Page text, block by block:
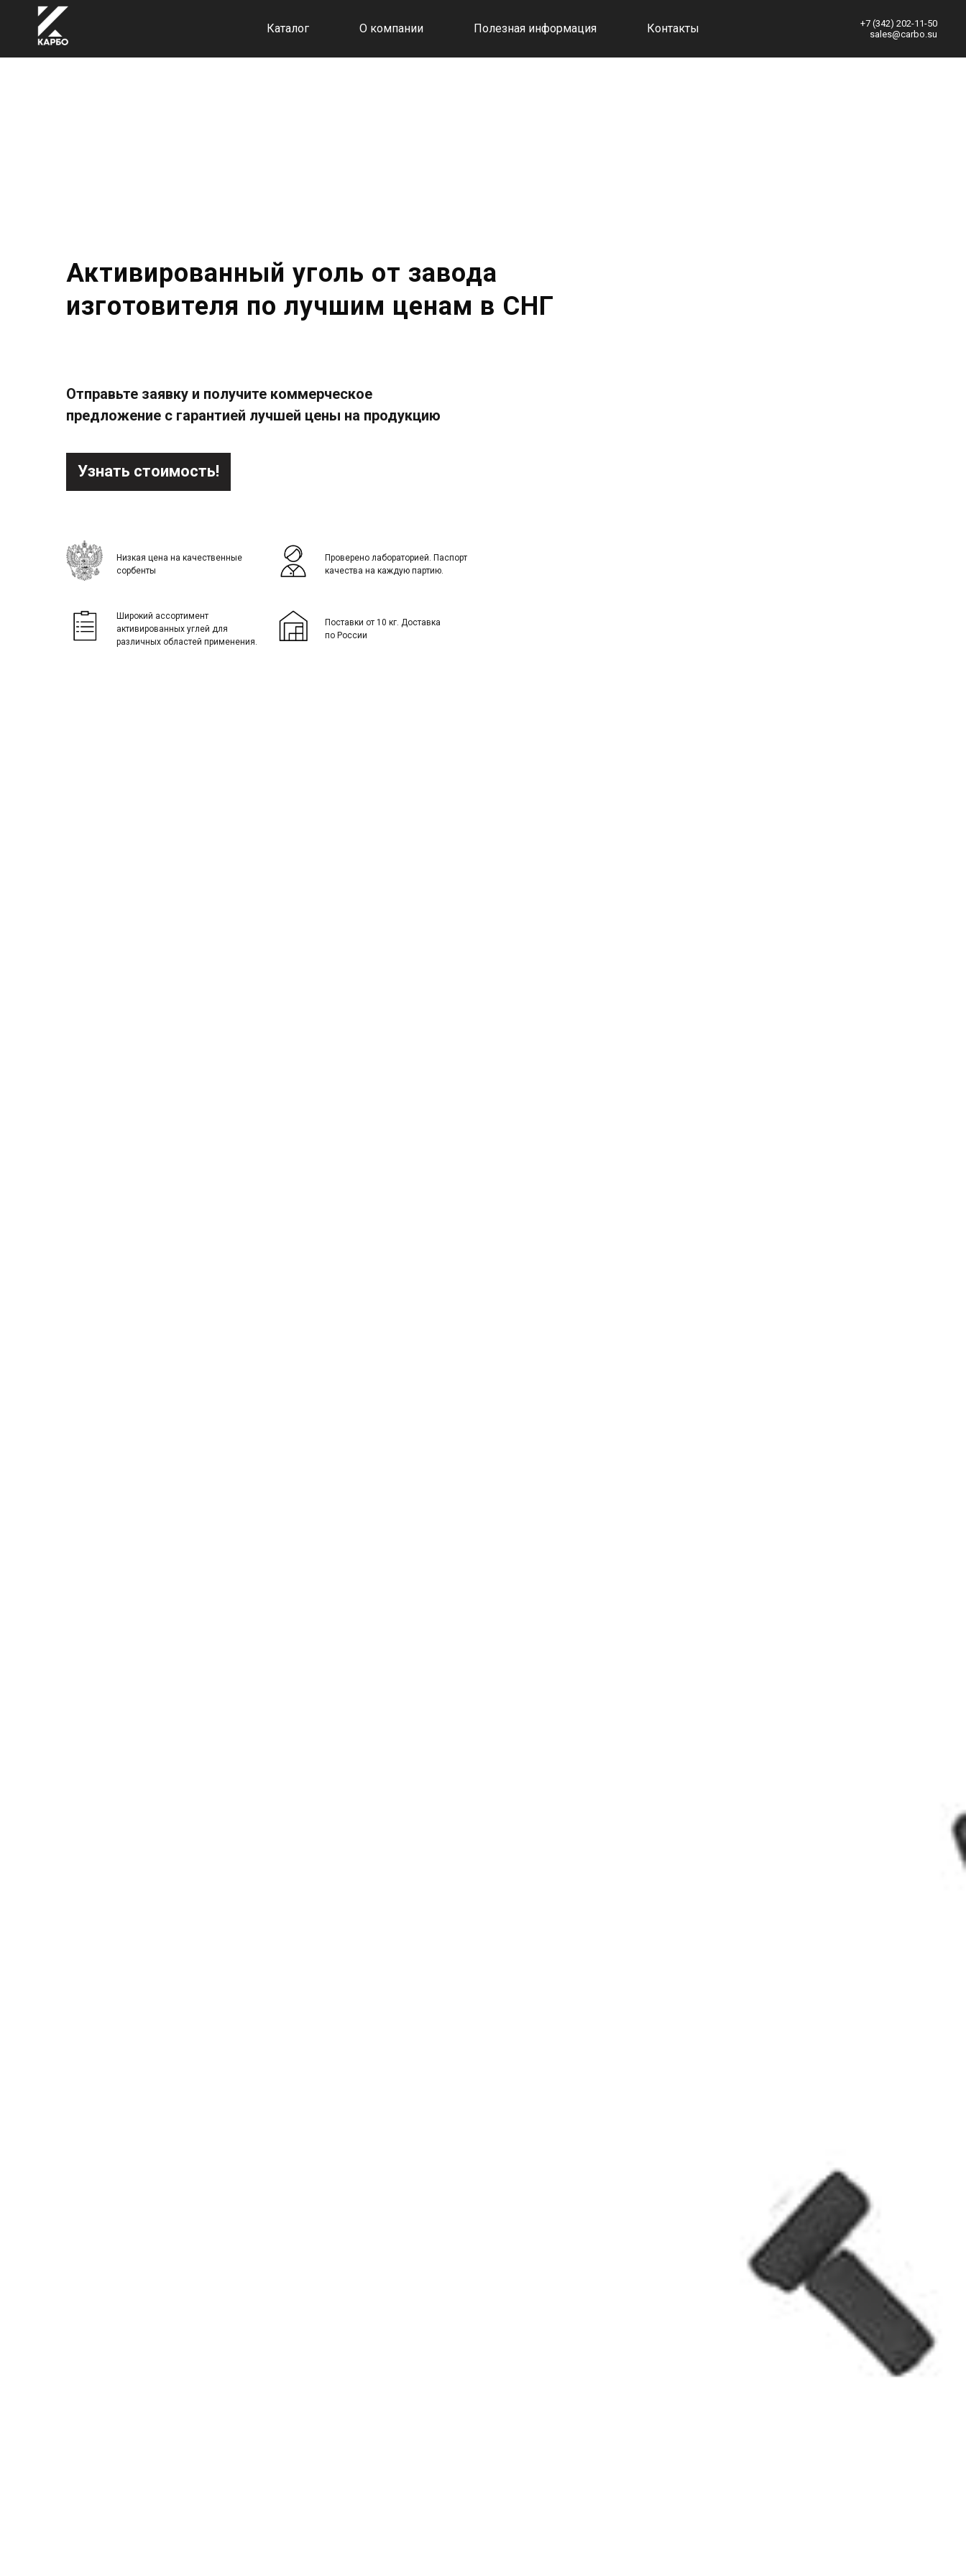
Каталог О компании Полезная информация Контакты +7 (342) 202-11-50
sales@carbo.su
Активированный уголь от завода
изготовителя по лучшим ценам в СНГ
Отправьте заявку и получите коммерческое
предложение с гарантией лучшей цены на продукцию
Узнать стоимость!
Проверено лабораторией. Паспорт
качества на каждую партию.
Широкий ассортимент
активированных углей для
различных областей применения.
Низкая цена на качественные
сорбенты
Поставки от 10 кг. Доставка
по России